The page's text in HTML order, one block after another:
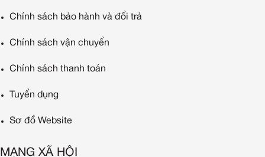
Chính sách bảo hành và đổi trả
Chính sách vận chuyển
Chính sách thanh toán
Tuyển dụng
Sơ đồ Website
MẠNG XÃ HỘI